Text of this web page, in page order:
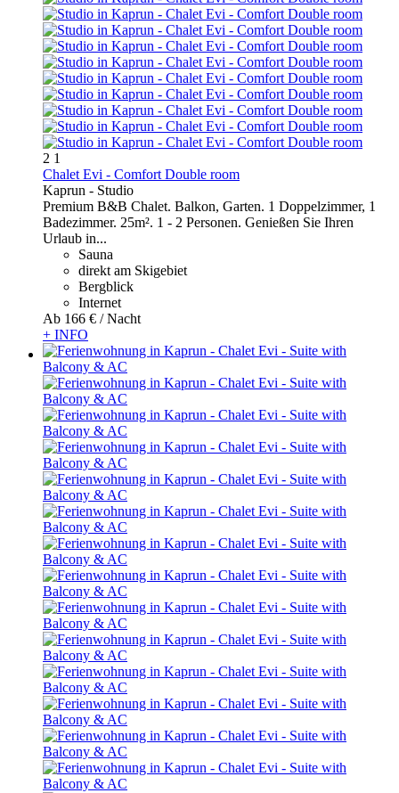
2 1
Chalet Evi - Comfort Double room
Kaprun - Studio
Premium B&B Chalet. Balkon, Garten. 1 Doppelzimmer, 1
Badezimmer. 25m². 1 - 2 Personen. Genießen Sie Ihren
Urlaub in...
Sauna
direkt am Skigebiet
Bergblick
Internet
Ab 166 € / Nacht
+ INFO